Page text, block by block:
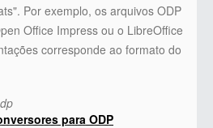
Por exemplo, os arquivos ODP
Office Impress ou o LibreOffice
corresponde ao formato do
para ODP